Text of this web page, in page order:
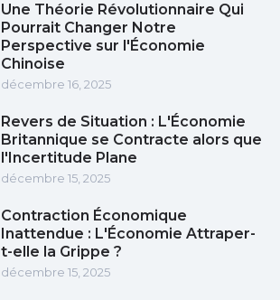
Une Théorie Révolutionnaire Qui
Pourrait Changer Notre
Perspective sur l'Économie
Chinoise
décembre 16, 2025
Revers de Situation : L'Économie
Britannique se Contracte alors que
l'Incertitude Plane
décembre 15, 2025
Contraction Économique
Inattendue : L'Économie Attraper-
t-elle la Grippe ?
décembre 15, 2025